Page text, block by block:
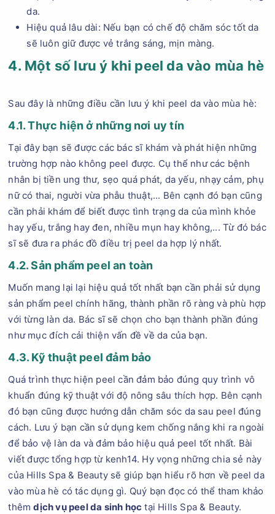
da.
Hiệu quả lâu dài: Nếu bạn có chế độ chăm sóc tốt da
sẽ luôn giữ được vẻ trắng sáng, mịn màng.
4. Một số lưu ý khi peel da vào mùa hè
Sau đây là những điều cần lưu ý khi peel da vào mùa hè:
4.1. Thực hiện ở những nơi uy tín
Tại đây bạn sẽ được các bác sĩ khám và phát hiện những
trường hợp nào không peel được. Cụ thể như các bệnh
nhân bị tiền ung thư, sẹo quá phát, da yếu, nhạy cảm, phụ
nữ có thai, người vừa phẫu thuật,... Bên cạnh đó bạn cũng
cần phải khám để biết được tình trạng da của mình khỏe
hay yếu, trắng hay đen, nhiều mụn hay không,... Từ đó bác
sĩ sẽ đưa ra phác đồ điều trị peel da hợp lý nhất.
4.2. Sản phẩm peel an toàn
Muốn mang lại lại hiệu quả tốt nhất bạn cần phải sử dụng
sản phẩm peel chính hãng, thành phần rõ ràng và phù hợp
với từng làn da. Bác sĩ sẽ chọn cho bạn thành phần đúng
như mục đích cải thiện vấn đề về da của bạn.
4.3. Kỹ thuật peel đảm bảo
Quá trình thực hiện peel cần đảm bảo đúng quy trình vô
khuẩn đúng kỹ thuật với độ nông sâu thích hợp. Bên cạnh
đó bạn cũng được hướng dẫn chăm sóc da sau peel đúng
cách. Lưu ý bạn cần sử dụng kem chống nắng khi ra ngoài
để bảo vệ làn da và đảm bảo hiệu quả peel tốt nhất. Bài
viết được tổng hợp từ kenh14. Hy vọng những chia sẻ này
của Hills Spa & Beauty sẽ giúp bạn hiểu rõ hơn về peel da
vào mùa hè có tác dụng gì. Quý bạn đọc có thể tham khảo
thêmdịch vụ peel da sinh học tại Hills Spa & Beauty.